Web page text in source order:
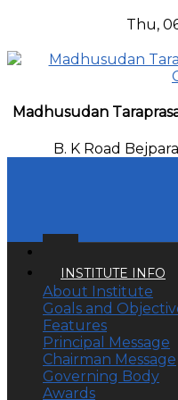
Thu,
Madhusudan
B. K Road
INSTITUTE INFO
About Institute
Goals and
Features
Principal Message
Chairman Message
Governing Body
Awards